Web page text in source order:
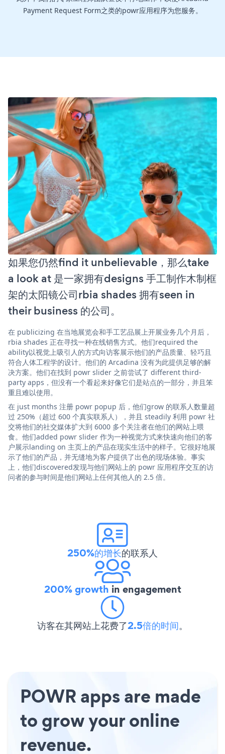
Payment Request Form之类的powr应用程序为您服务。
如果您仍然find it unbelievable，那么take
a look at 是一家拥有designs 手工制作木制框
架的太阳镜公司rbia shades 拥有seen in
their business 的公司。
在 publicizing 在当地展览会和手工艺品展上开展业务几个月后，
rbia shades 正在寻找一种在线销售方式。他们required the
ability以视觉上吸引人的方式向访客展示他们的产品质量、轻巧且
符合人体工程学的设计。他们的 Arcadina 没有为此提供足够的解
决方案。他们在找到 powr slider 之前尝试了 different third-
party apps，但没有一个看起来好像它们是站点的一部分，并且笨
重且难以使用。
在 just months 注册 powr popup 后，他们grow 的联系人数量超
过 250%（超过 600 个真实联系人），并且 steadily 利用 powr 社
交将他们的社交媒体扩大到 6000 多个关注者在他们的网站上喂
食。他们added powr slider 作为一种视觉方式来快速向他们的客
户展示landing on 主页上的产品在现实生活中的样子。它很好地展
示了他们的产品，并无缝地为客户提供了出色的现场体验。事实
上，他们discovered发现与他们网站上的 powr 应用程序交互的访
问者的参与时间是他们网站上任何其他人的 2.5 倍。
250%的增长的联系人
200% growth in engagement
访客在其网站上花费了2.5倍的时间。
POWR apps are made
to grow your online
revenue.